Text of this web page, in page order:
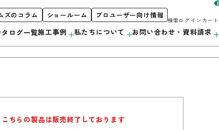
階段
初めての方へ
ログ一覧施工事例 私たちについて
Profile
お問い合わせ・資料請求
ズのコラム ショールーム プロユーザー向け情報
検索ログインカート
こちらの製品は販売終了しております